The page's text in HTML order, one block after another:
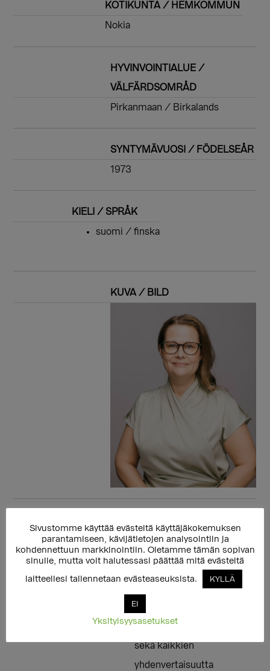
KOTIKUNTA / HEMKOMMUN
Nokia
HYVINVOINTIALUE /
VÄLFÄRDSOMRÅD
Pirkanmaan / Birkalands
SYNTYMÄVUOSI / FÖDELSEÅR
1973
KIELI / SPRÅK
suomi / finska
KUVA / BILD
Sitoudun
aktiivisesti edistämään
seksuaalivähemmistöjen
oikeuksia ja hyvinvointia
sekä kaikkien
yhdenvertaisuutta
Sivustomme käyttää evästeitä käyttäjäkokemuksen
parantamiseen, kävijätietojen analysointiin ja
kohdennettuun markkinointiin. Oletamme tämän sopivan
sinulle, mutta voit halutessasi päättää mitä evästeitä
laitteellesi tallennetaan evästeaseuksista.
KYLLÄ
EI
Yksityisyysasetukset